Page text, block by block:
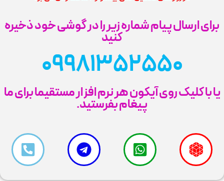
برای ارسال پیام شماره زیر را در گوشی خود ذخیره
کنید
09981352550
یا با کلیک روی آیکون هر نرم افزار مستقیما برای ما
پیغام بفرستید.